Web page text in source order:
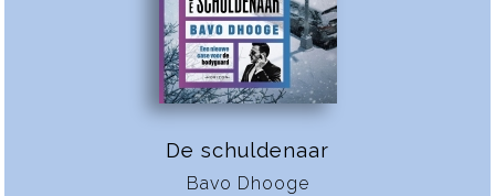
De schuldenaar
Bavo Dhooge